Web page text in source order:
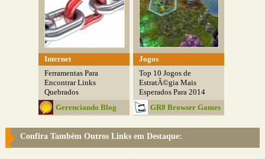
Internet
Ferramentas Para
Encontrar Links
Quebrados
Gerenciando Blog
Jogos
Top 10 Jogos de
EstratÃ©gia Mais
Esperados Para 2014
GR8 Browser Games
Confira Também Outros Links em Destaque: